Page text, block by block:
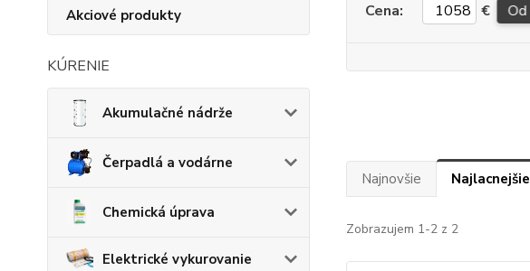
Akciové produkty
KÚRENIE
Akumulačné nádrže
Čerpadlá a vodárne
Chemická úprava
Elektrické vykurovanie
Cena: € Od
Najnovšie Najlacnejšie
Zobrazujem 1-2 z 2